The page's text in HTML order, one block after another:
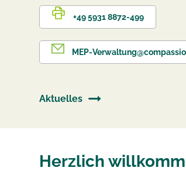
+49 5931 8872-499
MEP-
Aktuelles
Herzlich